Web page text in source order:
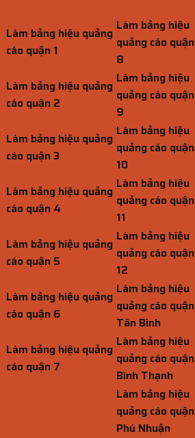
Làm bảng hiệu quảng
cáo quận 1
Làm bảng hiệu
quảng cáo quận
8
Làm bảng hiệu quảng
cáo quận 2
Làm bảng hiệu
quảng cáo quận
9
Làm bảng hiệu quảng
cáo quận 3
Làm bảng hiệu
quảng cáo quận
10
Làm bảng hiệu quảng
cáo quận 4
Làm bảng hiệu
quảng cáo quận
11
Làm bảng hiệu quảng
cáo quận 5
Làm bảng hiệu
quảng cáo quận
12
Làm bảng hiệu quảng
cáo quận 6
Làm bảng hiệu
quảng cáo quận
Tân Bình
Làm bảng hiệu quảng
cáo quận 7
Làm bảng hiệu
quảng cáo quận
Bình Thạnh
Làm bảng hiệu
quảng cáo quận
Phú Nhuận